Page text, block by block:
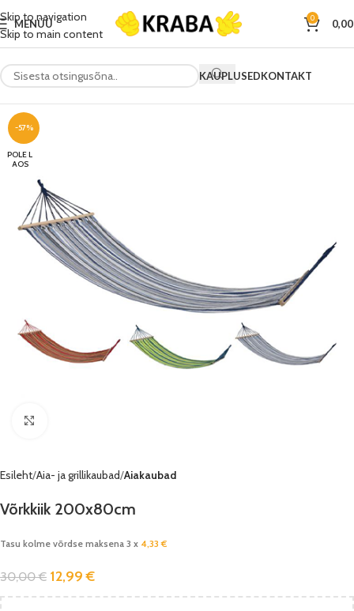
Skip to navigation
Skip to main content
MENÜÜ 0
KAUPLUSEDKONTAKT
-57%
POLE L
AOS
Esileht Aia- ja grillikaubad Aiakaubad
Võrkkiik 200x80cm
Tasu kolme võrdse maksena 3 x 4,33€
30,00€ 12,99€